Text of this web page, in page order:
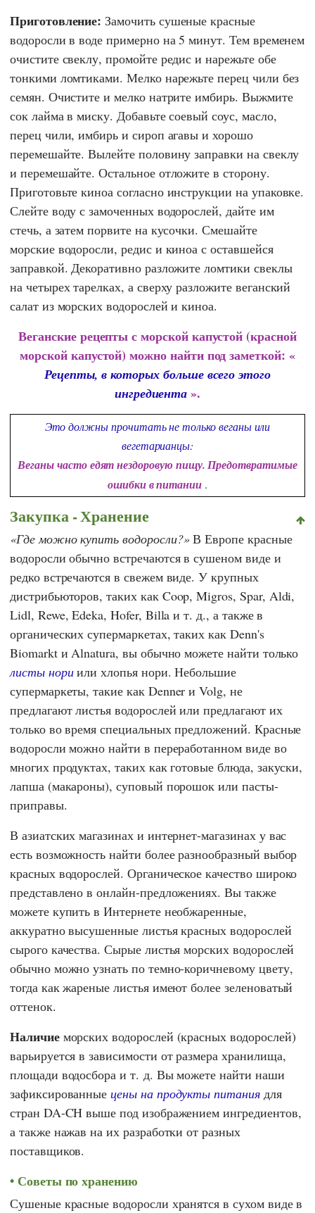
Приготовление: Замочить сушеные красные
водоросли в воде примерно на 5 минут. Тем временем
очистите свеклу, промойте редис и нарежьте обе
тонкими ломтиками. Мелко нарежьте перец чили без
семян. Очистите и мелко натрите имбирь. Выжмите
сок лайма в миску. Добавьте соевый соус, масло,
перец чили, имбирь и сироп агавы и хорошо
перемешайте. Вылейте половину заправки на свеклу
и перемешайте. Остальное отложите в сторону.
Приготовьте киноа согласно инструкции на упаковке.
Слейте воду с замоченных водорослей, дайте им
стечь, а затем порвите на кусочки. Смешайте
морские водоросли, редис и киноа с оставшейся
заправкой. Декоративно разложите ломтики свеклы
на четырех тарелках, а сверху разложите веганский
салат из морских водорослей и киноа.
Веганские рецепты с морской капустой (красной
морской капустой) можно найти под заметкой: «
Рецепты, в которых больше всего этого
ингредиента ».
Это должны прочитать не только веганы или
вегетарианцы:
Веганы часто едят нездоровую пищу. Предотвратимые
ошибки в питании .
Закупка - Хранение
Где можно купить водоросли? В Европе красные
водоросли обычно встречаются в сушеном виде и
редко встречаются в свежем виде. У крупных
дистрибьюторов, таких как Coop,Migros, Spar, Aldi,
Lidl, Rewe,Edeka,Hofer, Billa и т. д., а также в
органических супермаркетах, таких как Denn's
Biomarktи Alnatura, вы обычно можете найти только
листы нориили хлопья нори. Небольшие
супермаркеты, такие как Denner иVolg, не
предлагают листья водорослей или предлагают их
только во время специальных предложений. Красные
водоросли можно найти в переработанном виде во
многих продуктах, таких как готовые блюда, закуски,
лапша (макароны), суповый порошок или пасты-
приправы.
В азиатских магазинах и интернет-магазинах у вас
есть возможность найти более разнообразный выбор
красных водорослей. Органическое качество широко
представлено в онлайн-предложениях. Вы также
можете купить в Интернете необжаренные,
аккуратно высушенные листья красных водорослей
сырого качества. Сырые листья морских водорослей
обычно можно узнать по темно-коричневому цвету,
тогда как жареные листья имеют более зеленоватый
оттенок.
Наличиеморских водорослей (красных водорослей)
варьируется в зависимости от размера хранилища,
площади водосбора и т. д. Вы можете найти наши
зафиксированные цены на продукты питаниядля
стран DA-CH выше под изображением ингредиентов,
а также нажав на их разработки от разных
поставщиков.
Советы по хранению
Сушеные красные водоросли хранятся в сухом виде в